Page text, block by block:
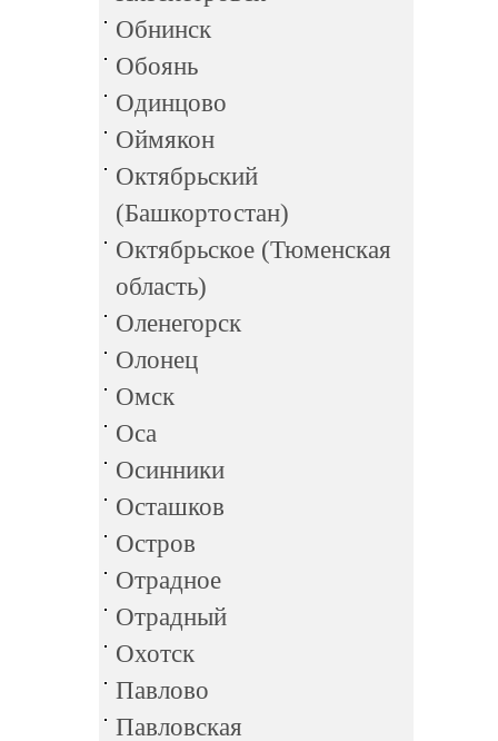
Обнинск
Обоянь
Одинцово
Оймякон
Октябрьский
(Башкортостан)
Октябрьское (Тюменская
область)
Оленегорск
Олонец
Омск
Оса
Осинники
Осташков
Остров
Отрадное
Отрадный
Охотск
Павлово
Павловская